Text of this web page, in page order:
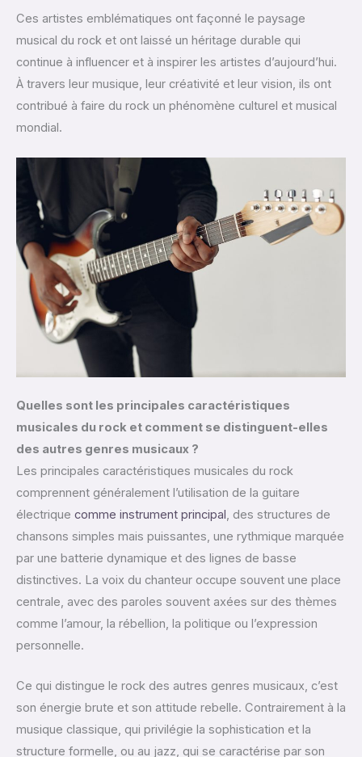
Ces artistes emblématiques ont façonné le paysage
musical du rock et ont laissé un héritage durable qui
continue à influencer et à inspirer les artistes d’aujourd’hui.
À travers leur musique, leur créativité et leur vision, ils ont
contribué à faire du rock un phénomène culturel et musical
mondial.
Quelles sont les principales caractéristiques
musicales du rock et comment se distinguent-elles
des autres genres musicaux ?
Les principales caractéristiques musicales du rock
comprennent généralement l’utilisation de la guitare
électrique comme instrument principal, des structures de
chansons simples mais puissantes, une rythmique marquée
par une batterie dynamique et des lignes de basse
distinctives. La voix du chanteur occupe souvent une place
centrale, avec des paroles souvent axées sur des thèmes
comme l’amour, la rébellion, la politique ou l’expression
personnelle.
Ce qui distingue le rock des autres genres musicaux, c’est
son énergie brute et son attitude rebelle. Contrairement à la
musique classique, qui privilégie la sophistication et la
structure formelle, ou au jazz, qui se caractérise par son